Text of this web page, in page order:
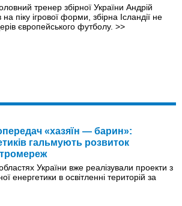
тренер збірної України Андрій
піку ігрової форми, збірна Ісландії не
європейського футболу. >>
«хазяїн — барин»:
гальмують розвиток
України вже реалізували проекти з
енергетики в освітленні територій за